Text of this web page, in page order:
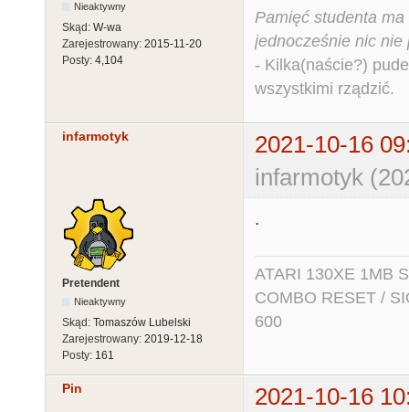
Nieaktywny
Skąd: W-wa
Zarejestrowany: 2015-11-20
Posty: 4,104
Pamięć studenta
jednocześnie nic nie
- Kilka(naście?)
wszystkimi rządzić.
infarmotyk
2021-10-16
infarmotyk
Pretendent
Nieaktywny
Skąd: Tomaszów Lubelski
Zarejestrowany: 2019-12-18
Posty: 161
.
ATARI 130XE 1MB
COMBO RESET /
600
Pin 2021-10-16